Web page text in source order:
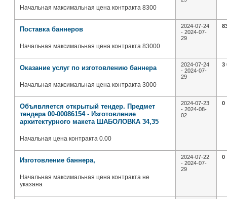
Начальная максимальная цена контракта 8300
Поставка баннеров
Начальная максимальная цена контракта 83000
2024-07-24
- 2024-07-
29
Оказание услуг по изготовлению баннера
Начальная максимальная цена контракта 3000
2024-07-24
- 2024-07-
29
3
Объявляется открытый тендер. Предмет
тендера 00-00086154 - Изготовление
архитектурного макета ШАБОЛОВКА 34,35
Начальная цена контракта 0.00
2024-07-23
- 2024-08-
02
0
Изготовление баннера,
Начальная максимальная цена контракта не
указана
2024-07-22
- 2024-07-
29
0